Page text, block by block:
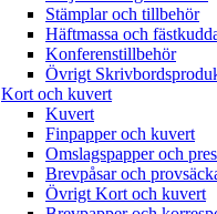
Stämplar och tillbehör
Häftmassa och
Konferenstillbehör
Övrigt
Kort och kuvert
Kuvert
Finpapper och kuvert
Omslagspapper och
Brevpåsar och
Övrigt Kort och kuvert